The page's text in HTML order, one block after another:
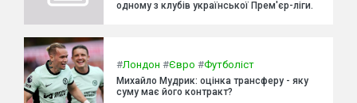
одному з клубів української Прем'єр-ліги.
#Лондон #Євро #Футболіст
Михайло Мудрик: оцінка трансферу - яку
суму має його контракт?